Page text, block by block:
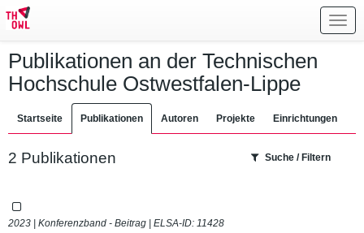
Publikationen an der Technischen
Hochschule Ostwestfalen-Lippe
Startseite Publikationen Autoren Projekte Einrichtungen
2 Publikationen Suche / Filtern
2023 | Konferenzband - Beitrag | ELSA-ID: 11428